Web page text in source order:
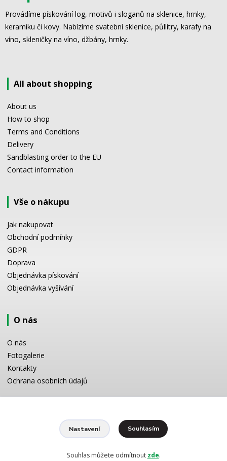
Provádíme pískování log, motivů i sloganů na sklenice, hrnky,
keramiku či kovy. Nabízíme svatební sklenice, půllitry, karafy na
víno, skleničky na víno, džbány, hrnky.
All about shopping
About us
How to shop
Terms and Conditions
Delivery
Sandblasting order to the EU
Contact information
Vše o nákupu
Jak nakupovat
Obchodní podmínky
GDPR
Doprava
Objednávka pískování
Objednávka vyšívání
O nás
O nás
Fotogalerie
Kontakty
Ochrana osobních údajů
Potřebujete poradit s výběrem? Neváhejte se zeptat:
+420 728 772 566
Nastavení Souhlasím
Souhlas můžete odmítnout zde.